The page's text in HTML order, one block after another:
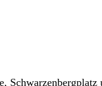
Schwarzenbergplatz